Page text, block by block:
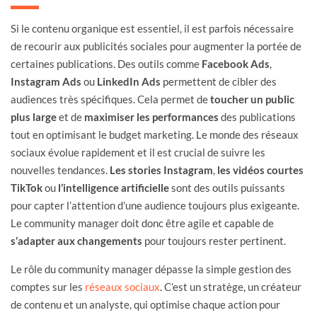
Si le contenu organique est essentiel, il est parfois nécessaire
de recourir aux publicités sociales pour augmenter la portée de
certaines publications. Des outils comme Facebook Ads,
Instagram Ads ou LinkedIn Ads permettent de cibler des
audiences très spécifiques. Cela permet detoucher un public
plus largeet de maximiser les performances des publications
tout en optimisant le budget marketing. Le monde des réseaux
sociaux évolue rapidement et il est crucial de suivre les
nouvelles tendances. Les stories Instagram, les vidéos courtes
TikTokou l’intelligence artificiellesont des outils puissants
pour capter l’attention d’une audience toujours plus exigeante.
Le community manager doit donc être agile et capable de
s’adapter aux changements pour toujours rester pertinent.
Le rôle du community manager dépasse la simple gestion des
comptes sur les réseaux sociaux. C’est un stratège, un créateur
de contenu et un analyste, qui optimise chaque action pour